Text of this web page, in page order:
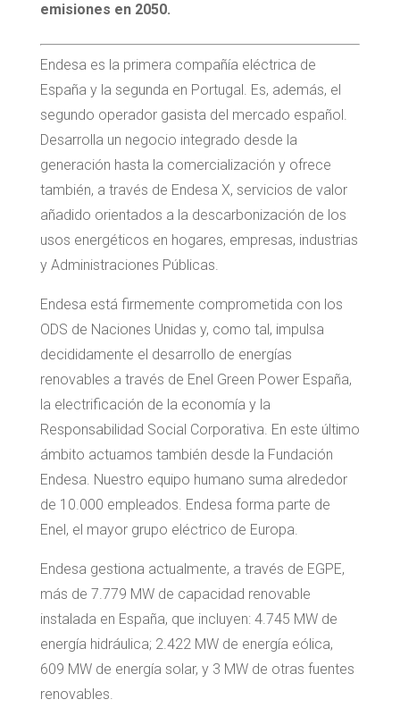
emisiones en 2050.
Endesa es la primera compañía eléctrica de
España y la segunda en Portugal. Es, además, el
segundo operador gasista del mercado español.
Desarrolla un negocio integrado desde la
generación hasta la comercialización y ofrece
también, a través de Endesa X, servicios de valor
añadido orientados a la descarbonización de los
usos energéticos en hogares, empresas, industrias
y Administraciones Públicas.
Endesa está firmemente comprometida con los
ODS de Naciones Unidas y, como tal, impulsa
decididamente el desarrollo de energías
renovables a través de Enel Green Power España,
la electrificación de la economía y la
Responsabilidad Social Corporativa. En este último
ámbito actuamos también desde la Fundación
Endesa. Nuestro equipo humano suma alrededor
de 10.000 empleados. Endesa forma parte de
Enel, el mayor grupo eléctrico de Europa.
Endesa gestiona actualmente, a través de EGPE,
más de 7.779 MW de capacidad renovable
instalada en España, que incluyen: 4.745 MW de
energía hidráulica; 2.422 MW de energía eólica,
609 MW de energía solar, y 3 MW de otras fuentes
renovables.